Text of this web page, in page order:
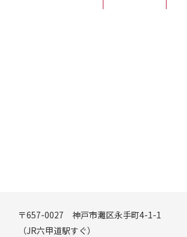
〒657-0027 神戸市灘区永手町4-1-1
（JR六甲道駅すぐ）